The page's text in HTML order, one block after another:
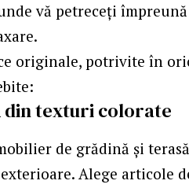
vă petreceți
originale, potrivite în
din texturi colorate
de grădină și
Alege articole